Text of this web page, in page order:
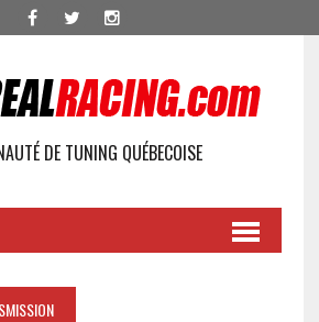
DE TUNING QUÉBECOISE